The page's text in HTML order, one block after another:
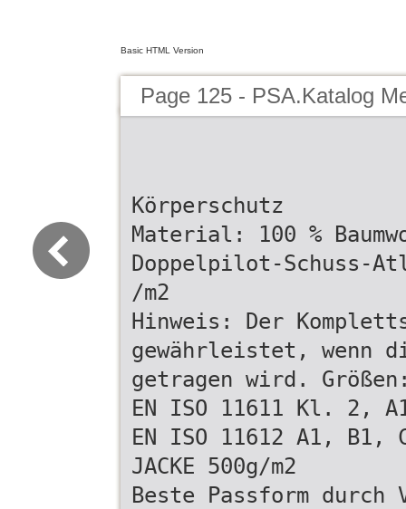
Basic HTML Version
Page 125 - PSA.Katalog
Körperschutz
Material: 100 %
Doppelpilot-Schuss-
/m2
Hinweis: Der
gewährleistet, wenn
getragen wird.
EN ISO 11611 Kl. 2,
EN ISO 11612 A1, B1,
JACKE 500g/m2
Beste Passform